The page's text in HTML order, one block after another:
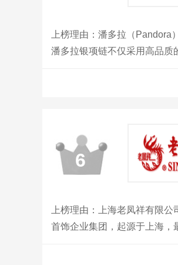
上榜理由：潘多拉（
潘多拉银项链不仅采用高品质
6
上榜理由：上海老凤祥有限
首饰企业集团，起源于上海，